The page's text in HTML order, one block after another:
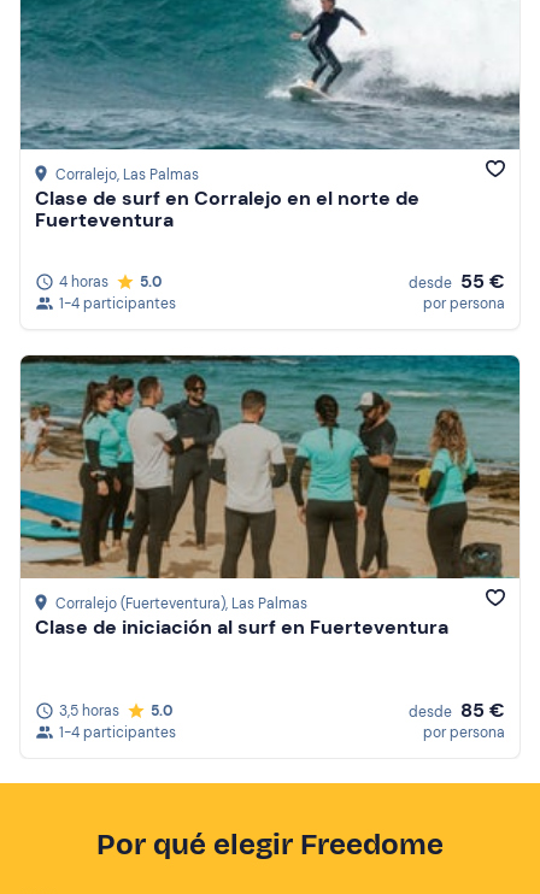
Corralejo, Las Palmas
Clase de surf en Corralejo en el norte de
Fuerteventura
4 horas
5.0
1-4 participantes
desde 55 €
por persona
Corralejo (Fuerteventura), Las Palmas
Clase de iniciación al surf en Fuerteventura
3,5 horas
5.0
1-4 participantes
desde 85 €
por persona
Por qué elegir Freedome